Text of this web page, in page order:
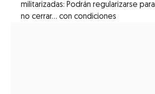
militarizadas: Podrán regularizarse para
no cerrar... con condiciones